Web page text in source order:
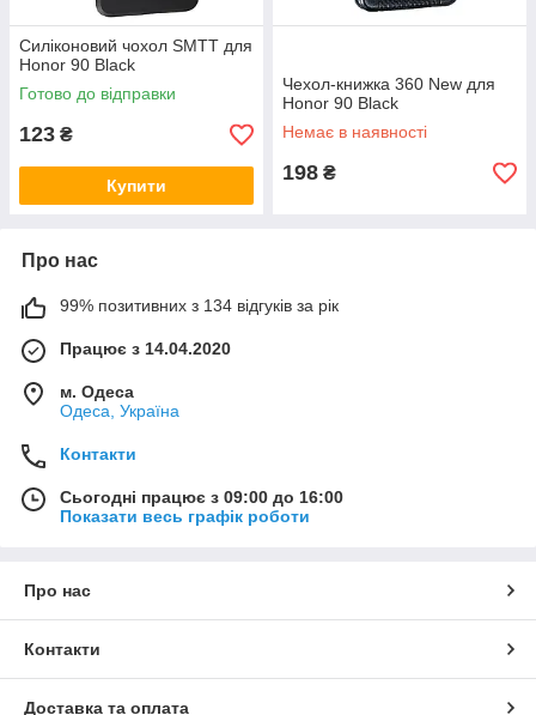
Силіконовий чохол SMTT для
Honor 90 Black
Готово до відправки
123 ₴
Купити
Чехол-книжка 360 New для
Honor 90 Black
Немає в наявності
198 ₴
Про нас
99% позитивних з 134 відгуків за рік
Працює з 14.04.2020
м. Одеса
Одеса, Україна
Контакти
Сьогодні працює з 09:00 до 16:00
Показати весь графік роботи
Про нас
Контакти
Доставка та оплата